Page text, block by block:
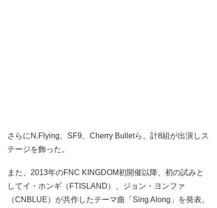
さらにN.Flying、SF9、Cherry Bulletら、計8組が出演しス
テージを飾った。
また、2013年のFNC KINGDOM初開催以降、初の試みと
してイ・ホンギ（FTISLAND）、ジョン・ヨンファ
（CNBLUE）が共作したテーマ曲「Sing Along」を発表。